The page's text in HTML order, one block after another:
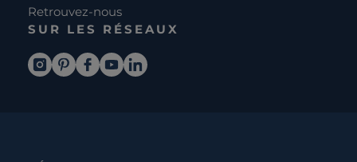
Retrouvez-nous
SUR LES RÉSEAUX